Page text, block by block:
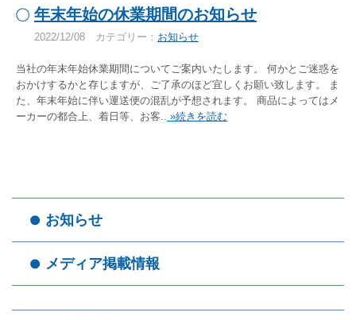
年末年始の休業期間のお知らせ
2022/12/08 カテゴリー： お知らせ
当社の年末年始休業期間についてご案内いたします。 何かとご迷惑を
おかけするかと存じますが、ご了承のほど宜しくお願い致します。 ま
た、年末年始に伴い運送便の混乱が予想されます。 商品によってはメ
ーカーの都合上、着日等、お客.. »続きを読む
お知らせ
メディア掲載情報